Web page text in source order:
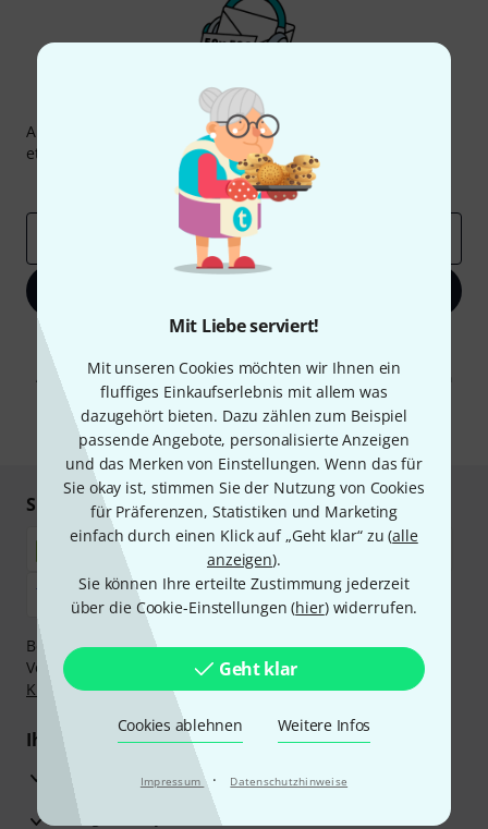
Mit Liebe serviert!
Mit unseren Cookies möchten wir Ihnen ein
fluffiges Einkaufserlebnis mit allem was
dazugehört bieten. Dazu zählen zum Beispiel
passende Angebote, personalisierte Anzeigen
und das Merken von Einstellungen. Wenn das für
Sie okay ist, stimmen Sie der Nutzung von Cookies
für Präferenzen, Statistiken und Marketing
einfach durch einen Klick auf „Geht klar“ zu (alle
anzeigen).
Sie können Ihre erteilte Zustimmung jederzeit
über die Cookie-Einstellungen (hier) widerrufen.
Geht klar
Cookies ablehnen Weitere Infos
Impressum · Datenschutzhinweise
Thomann Newsletter
Abonniere den Thomann Newsletter und gewinne mit
etwas Glück einen von50 Gutscheinenüber jeweils
Inspirierende Beiträge
Deals
Mit Klick auf „Jetzt anmelden“ stimmen Sie dem Erhalt von E-Mail-
Werbung und einer Messung des E-Mail-Nutzungsverhaltens zu. Die
Abmeldung ist jederzeit möglich. Weitere Informationen finden Sie in
unserenDatenschutzhinweisen.
Sicher einkaufen & bezahlen
Bezahlen Sie vertraulich und sicher per Nachnahme,
Vorkasse, PayPal, Amazon Pay,Klarna Sofort bezahlen
,
Klarna Ratenzahlungoder Kreditkarte.
Ihre Vorteile
3 Jahre Thomann Garantie
30 Tage Money-Back-Garantie